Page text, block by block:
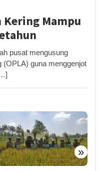
Kering Mampu
pusat mengusung
(OPLA) guna menggenjot
»